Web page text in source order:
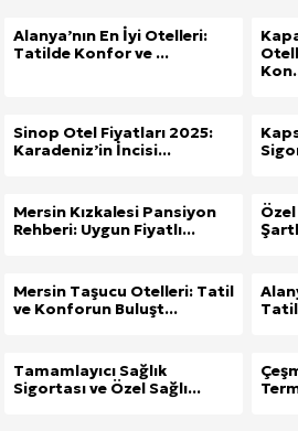
Alanya’nın En İyi Otelleri:
Tatilde Konfor ve ...
Sinop Otel Fiyatları 2025:
Karadeniz’in İncisi...
Mersin Kızkalesi Pansiyon
Rehberi: Uygun Fiyatlı...
Mersin Taşucu Otelleri: Tatil
ve Konforun Buluşt...
Tatil
Tamamlayıcı Sağlık
Sigortası ve Özel Sağlı...